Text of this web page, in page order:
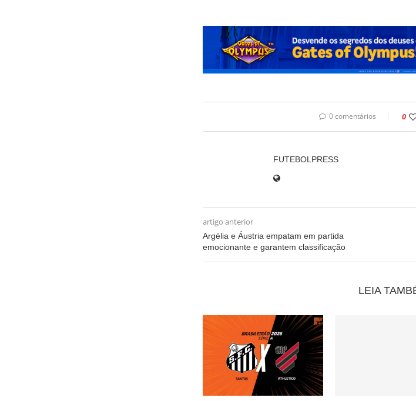
0 comentários 0
FUTEBOLPRESS
artigo anterior
Argélia e Áustria empatam em partida
emocionante e garantem classificação
LEIA